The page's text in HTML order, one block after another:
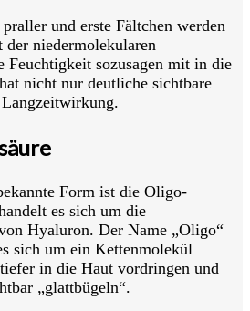
und erste Fältchen werden
niedermolekularen
Feuchtigkeit sozusagen mit in die
nicht nur deutliche sichtbare
Form ist die Oligo-
es sich um die
Hyaluron. Der Name „Oligo“
sich um ein Kettenmolekül
in die Haut vordringen und
„glattbügeln“.